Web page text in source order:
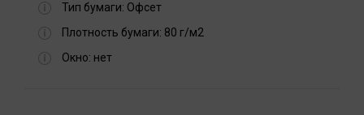
Тип бумаги: Офсет
Плотность бумаги: 80 г/м2
Окно: нет